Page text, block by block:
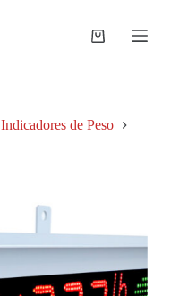
Shopping
Indicadores de Peso